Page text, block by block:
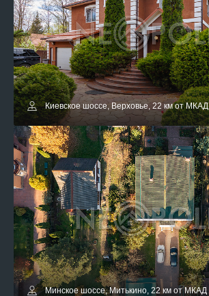
Киевское шоссе, Верховье, 22 км от МКАД
Минское шоссе, Митькино, 22 км от МКАД